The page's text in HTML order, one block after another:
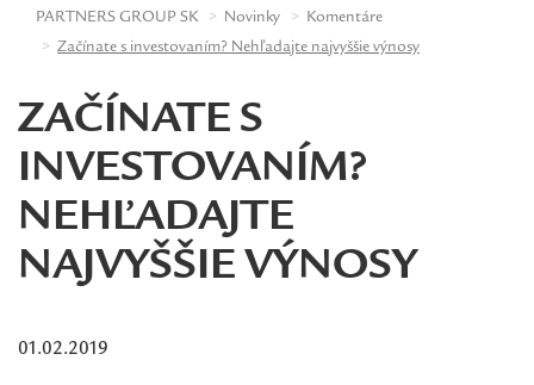
PARTNERS GROUP SK Novinky
Komentáre
Začínate s investovaním? Nehľadajte najvyššie výnosy
ZAČÍNATE S
INVESTOVANÍM?
NEHĽADAJTE
NAJVYŠŠIE VÝNOSY
01.02.2019